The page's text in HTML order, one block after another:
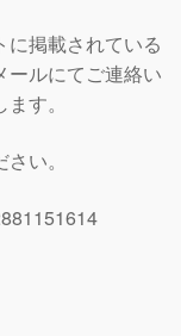
に掲載されている
ールにてご連絡い
す。
い。